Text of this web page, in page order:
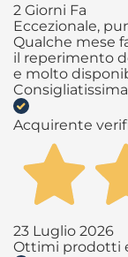
2 Giorni Fa
Eccezionale,
Qualche mese
il reperimento
e molto
Consigliatissima
Acquirente
23 Luglio 2026
Ottimi prodotti